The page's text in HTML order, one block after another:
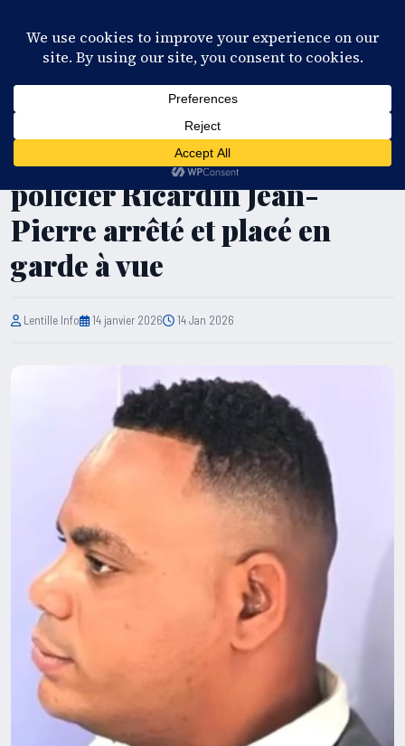
Meurtre de Fédora Vitté : le
policier Ricardin Jean-
Pierre arrêté et placé en
garde à vue
Lentille Info 14 janvier 2026 14 Jan 2026